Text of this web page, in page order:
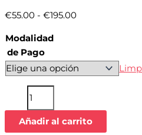
€55.00 - €195.00
Modalidad
de Pago
Añadir al carrito